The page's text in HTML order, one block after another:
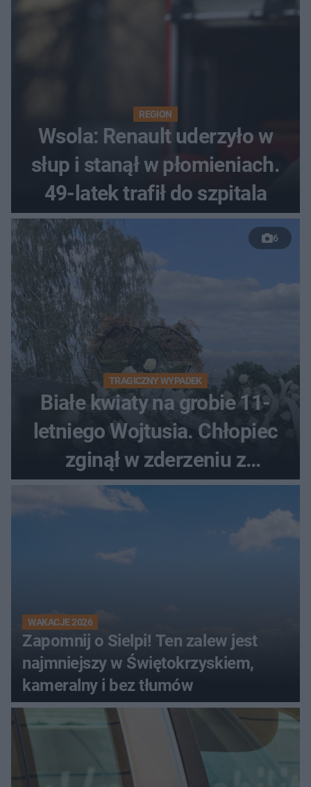
REGION
Wsola: Renault uderzyło w
słup i stanął w płomieniach.
49-latek trafił do szpitala
6
TRAGICZNY WYPADEK
Białe kwiaty na grobie 11-
letniego Wojtusia. Chłopiec
zginął w zderzeniu z
kombajnem
WAKACJE 2026
Zapomnij o Sielpi! Ten zalew jest
najmniejszy w Świętokrzyskiem,
kameralny i bez tłumów